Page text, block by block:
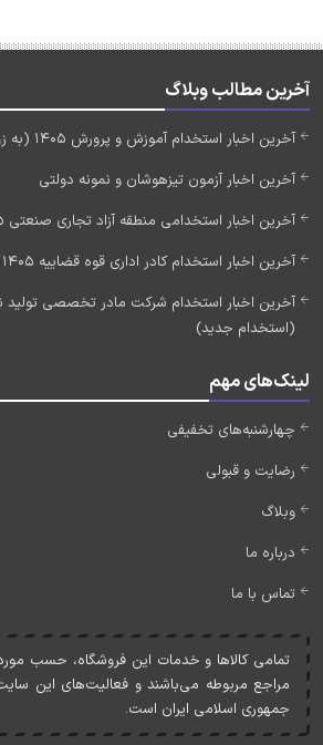
آخرین مطالب وبلاگ
آخرین اخبار استخدام آموزش و پرورش 1405 (به زودی)
آخرین اخبار آزمون تیزهوشان و نمونه دولتی
آخرین اخبار استخدامی منطقه آزاد تجاری صنعتی 1405
آخرین اخبار استخدام کادر اداری قوه قضاییه 1405 (به زودی)
(استخدام جدید)
لینک‌های مهم
چهارشنبه‌های تخفیفی
رضایت و قبولی
وبلاگ
درباره ما
تماس با ما
تمامی کالاها و خدمات اين فروشگاه، حسب
مراجع مربوطه می‌باشند و فعاليت‌های اين
جمهوری اسلامی ايران است.